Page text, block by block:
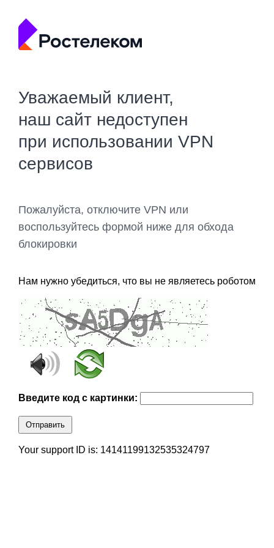
Уважаемый клиент,
наш сайт недоступен
при использовании VPN
сервисов
Пожалуйста, отключите VPN или
воспользуйтесь формой ниже для обхода
блокировки
Нам нужно убедиться, что вы не являетесь роботом
Введите код с картинки:
Отправить
Your support ID is: 14141199132535324797